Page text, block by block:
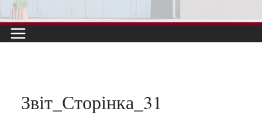
Звіт_Сторінка_31